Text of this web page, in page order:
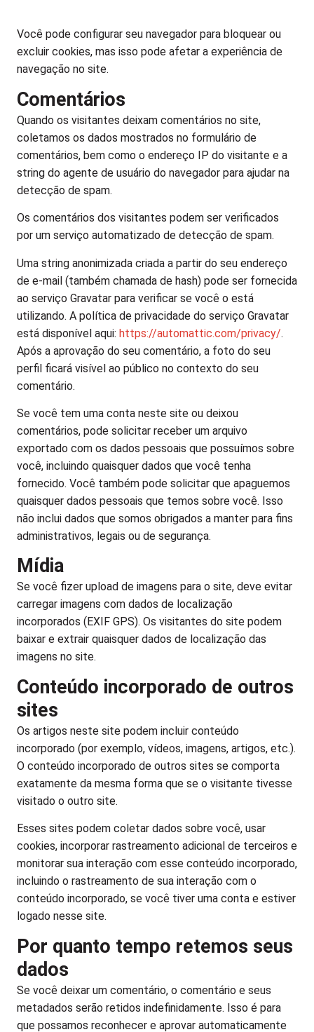
Você pode configurar seu navegador para bloquear ou
excluir cookies, mas isso pode afetar a experiência de
navegação no site.
Comentários
Quando os visitantes deixam comentários no site,
coletamos os dados mostrados no formulário de
comentários, bem como o endereço IP do visitante e a
string do agente de usuário do navegador para ajudar na
detecção de spam.
Os comentários dos visitantes podem ser verificados
por um serviço automatizado de detecção de spam.
Uma string anonimizada criada a partir do seu endereço
de e-mail (também chamada de hash) pode ser fornecida
ao serviço Gravatar para verificar se você o está
utilizando. A política de privacidade do serviço Gravatar
está disponível aqui: https://automattic.com/privacy/.
Após a aprovação do seu comentário, a foto do seu
perfil ficará visível ao público no contexto do seu
comentário.
Se você tem uma conta neste site ou deixou
comentários, pode solicitar receber um arquivo
exportado com os dados pessoais que possuímos sobre
você, incluindo quaisquer dados que você tenha
fornecido. Você também pode solicitar que apaguemos
quaisquer dados pessoais que temos sobre você. Isso
não inclui dados que somos obrigados a manter para fins
administrativos, legais ou de segurança.
Mídia
Se você fizer upload de imagens para o site, deve evitar
carregar imagens com dados de localização
incorporados (EXIF GPS). Os visitantes do site podem
baixar e extrair quaisquer dados de localização das
imagens no site.
Conteúdo incorporado de outros
sites
Os artigos neste site podem incluir conteúdo
incorporado (por exemplo, vídeos, imagens, artigos, etc.).
O conteúdo incorporado de outros sites se comporta
exatamente da mesma forma que se o visitante tivesse
visitado o outro site.
Esses sites podem coletar dados sobre você, usar
cookies, incorporar rastreamento adicional de terceiros e
monitorar sua interação com esse conteúdo incorporado,
incluindo o rastreamento de sua interação com o
conteúdo incorporado, se você tiver uma conta e estiver
logado nesse site.
Por quanto tempo retemos seus
dados
Se você deixar um comentário, o comentário e seus
metadados serão retidos indefinidamente. Isso é para
que possamos reconhecer e aprovar automaticamente